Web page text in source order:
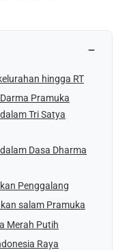
−
hingga RT
Pramuka
Tri Satya
Dasa Dharma
Penggalang
salam Pramuka
Merah Putih
Raya